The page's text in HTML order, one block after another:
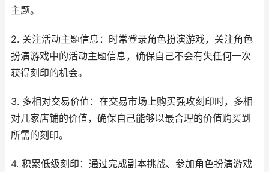
主题。
2. 关注活动主题信息：时常登录角色扮演游戏，关注角色
扮演游戏中的活动主题信息，确保自己不会有失任何一次
获得刻印的机会。
3. 多相对交易价值：在交易市场上购买强攻刻印时，多相
对几家店铺的价值，确保自己能够以最合理的价值购买到
所需的刻印。
4. 积累低级刻印：通过完成副本挑战、参加角色扮演游戏